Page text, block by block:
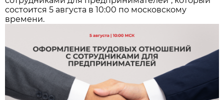
состоится 5 августа в 10:00 по московскому
времени.